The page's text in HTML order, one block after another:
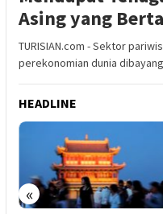
Asing yang
TURISIAN.com - Sektor
perekonomian dunia
HEADLINE
«